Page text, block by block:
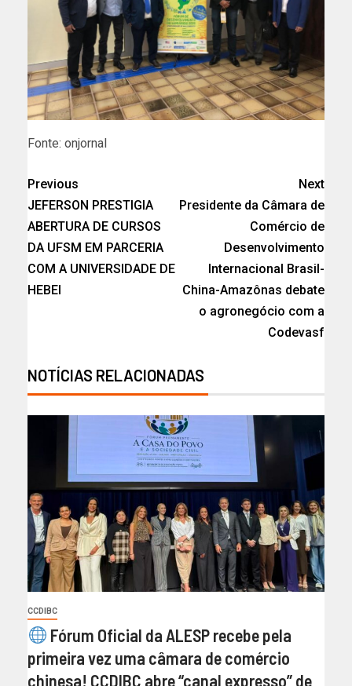
Fonte: onjornal
Previous
JEFERSON PRESTIGIA
ABERTURA DE CURSOS
DA UFSM EM PARCERIA
COM A UNIVERSIDADE DE
HEBEI
Next
Presidente da Câmara de
Comércio de
Desenvolvimento
Internacional Brasil-
China-Amazônas debate
o agronegócio com a
Codevasf
NOTÍCIAS RELACIONADAS
CCDIBC
Fórum Oficial da ALESP recebe pela
primeira vez uma câmara de comércio
chinesa! CCDIBC abre “canal expresso” de